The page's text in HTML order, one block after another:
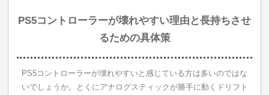
PS5コントローラーが壊れやすい理由と長持ちさせ
るための具体策
PS5コントローラーが壊れやすいと感じている方は多いのではな
いでしょうか。とくにアナログスティックが勝手に動くドリフト